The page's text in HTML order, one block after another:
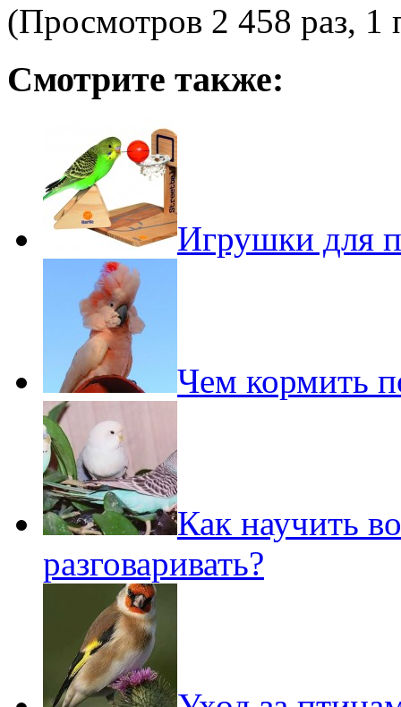
(Просмотров 2 458 раз, 1
Смотрите также:
Игрушки для
Чем кормить
Как научить
разговаривать?